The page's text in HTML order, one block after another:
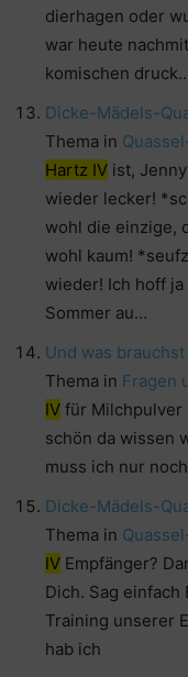
dierhagen oder
war heute
komischen
Dicke-Mädels-
Thema in
Hartz IV ist,
wieder lecker!
wohl die einzige,
wohl kaum!
wieder! Ich hoff
Sommer au…
Und was brauchst
Thema in Fragen
IV für Milchpulver
schön da wissen
muss ich nur noch
Dicke-Mädels-
Thema in
IV Empfänger?
Dich. Sag einfach
Training unserer
hab ich